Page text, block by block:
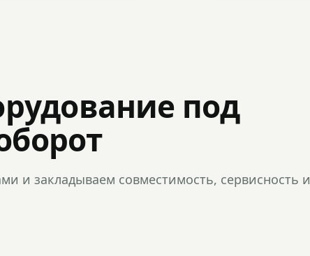
под
и закладываем совместимость, сервисность и